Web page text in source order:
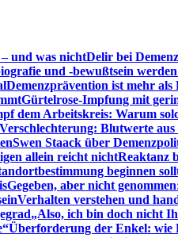
und was nichtDelir bei
und -bewußtsein
Demenzprävention ist mehr
Gürtelrose-Impfung mit
dem Arbeitskreis: Warum
Blutwerte
Swen Staack über
allein reicht nichtReaktanz
beginnen
Gegeben, aber nicht
Verhalten verstehen und
„Also, ich bin doch nicht
Überforderung der Enkel: wie